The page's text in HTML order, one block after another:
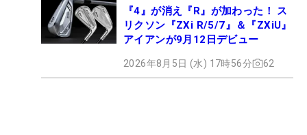
『4』が消え『R』が加わった！ ス
リクソン『ZXi R/5/7』＆『ZXiU』
アイアンが9月12日デビュー
2026年8月5日 (水) 17時56分 62